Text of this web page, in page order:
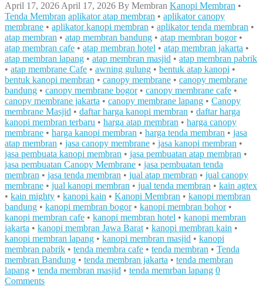
April 17, 2026 April 17, 2026 By Membran Kanopi Membran •
Tenda Membran aplikator atap membran • aplikator canopy
membrane • aplikator kanopi membran • aplikator tenda membran •
atap membran • atap membran bandung • atap membran bogor•
atap membran cafe • atap membran hotel • atap membran jakarta •
atap membran lapang • atap membran masjid • atap membran pabrik
• atap membrane Cafe • awning gulung • bentuk atap kanopi •
bentuk kanopi membran • canopy membrane • canopy membrane
bandung • canopy membrane bogor• canopy membrane cafe •
canopy membrane jakarta • canopy membrane lapang • Canopy
membrane Masjid • daftar harga kanopi membran • daftar harga
kanopi membran terbaru • harga atap membran • harga canopy
membrane • harga kanopi membran • harga tenda membran • jasa
atap membran • jasa canopy membrane • jasa kanopi membran •
jasa pembuata kanopi membran • jasa pembuatan atap membran •
jasa pembuatan Canopy Membrane • jasa pembuatan tenda
membran • jasa tenda membran • jual atap membran • jual canopy
membrane • jual kanopi membran • jual tenda membran • kain agtex
• kain mighty • kanopi kain • Kanopi Membran • kanopi membran
bandung • kanopi membran bogor• kanopi membran bohor•
kanopi membran cafe • kanopi membran hotel • kanopi membran
jakarta • kanopi membran Jawa Barat • kanopi membran kain •
kanopi membran lapang • kanopi membran masjid • kanopi
membran pabrik • tenda membra cafe • tenda membran • Tenda
membran Bandung • tenda membran jakarta • tenda membran
lapang • tenda membran masjid • tenda memrban lapang 0
Comments